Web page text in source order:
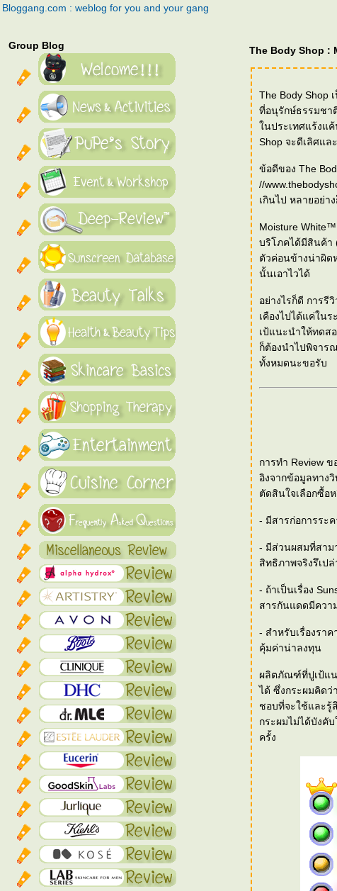
Bloggang.com : weblog for you and your gang
Group Blog
The Body Shop :
The Body Shop
ที่อนุรักษ์ธรรมชา
นประเทศแร้งแค้
Shop จะดีเลิศแ
ข้อดีของ The
//
เกินไป หลายอย่า
Moisture
บริโภคได้มีสินค้า
ตัวค่อนข้างน่าผิด
นั้นเอาไวได้
อย่างไรก็ดี การรี
เคืองไปได้แค่ใน
เป้แนะนำให้ทดส
ก็ต้องนำไปพิจาร
ทั้งหมดนะขอรับ
การทำ Review
อิงจากข้อมูลทาง
ตัดสินใจเลือกซื้อ
- มีสารก่อการระ
- มีส่วนผสมที่สาม
สิทธิภาพจริงรึเปล่
- ถ้าเป็นเรื่อง
สารกันแดดมีควา
- สำหรับเรื่องรา
คุ้มค่าน่าลงทุน
ผลิตภัณฑ์ที่ปูเป้แน
ได้ ซึ่งกระผมคิดว่
ชอบที่จะใช้และรู้
กระผมไม่ได้บังคั
ครั้ง